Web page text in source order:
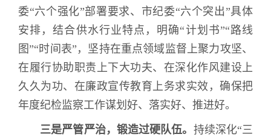
委“六个强化”部署要求、市纪委“六个突出”具体
安排，结合供水行业特点，明确“计划书”“路线
图”“时间表”，坚持在重点领域监督上聚力攻坚、
在履行协助职责上下大功夫、在深化作风建设上
久久为功、在廉政宣传教育上务求实效，确保把
年度纪检监察工作谋划好、落实好、推进好。
三是严管严治，锻造过硬队伍。 持续深化“三